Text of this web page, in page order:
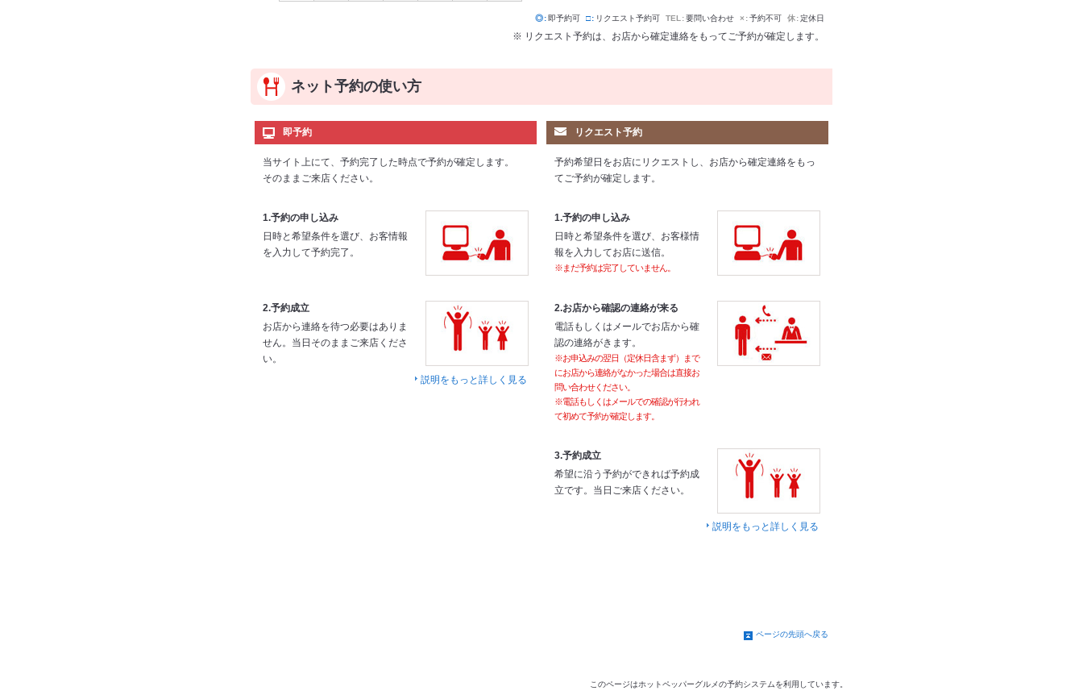
◎ 即予約可 □ リクエスト予約可 TEL 要問い合わせ × 予約不可 休 定休日
※ リクエスト予約は、お店から確定連絡をもってご予約が確定します。
ネット予約の使い方
即予約
当サイト上にて、予約完了した時点で予約が確定します。
そのままご来店ください。
1.予約の申し込み
日時と希望条件を選び、お客情報
を入力して予約完了。
2.予約成立
お店から連絡を待つ必要はありま
せん。当日そのままご来店くださ
い。
説明をもっと詳しく見る
リクエスト予約
予約希望日をお店にリクエストし、お店から確定連絡をもっ
てご予約が確定します。
1.予約の申し込み
日時と希望条件を選び、お客様情
報を入力してお店に送信。
※まだ予約は完了していません。
2.お店から確認の連絡が来る
電話もしくはメールでお店から確
認の連絡がきます。
※お申込みの翌日（定休日含まず）まで
にお店から連絡がなかった場合は直接お
問い合わせください。
※電話もしくはメールでの確認が行われ
て初めて予約が確定します。
3.予約成立
希望に沿う予約ができれば予約成
立です。当日ご来店ください。
説明をもっと詳しく見る
ページの先頭へ戻る
このページはホットペッパーグルメの予約システムを利用しています。